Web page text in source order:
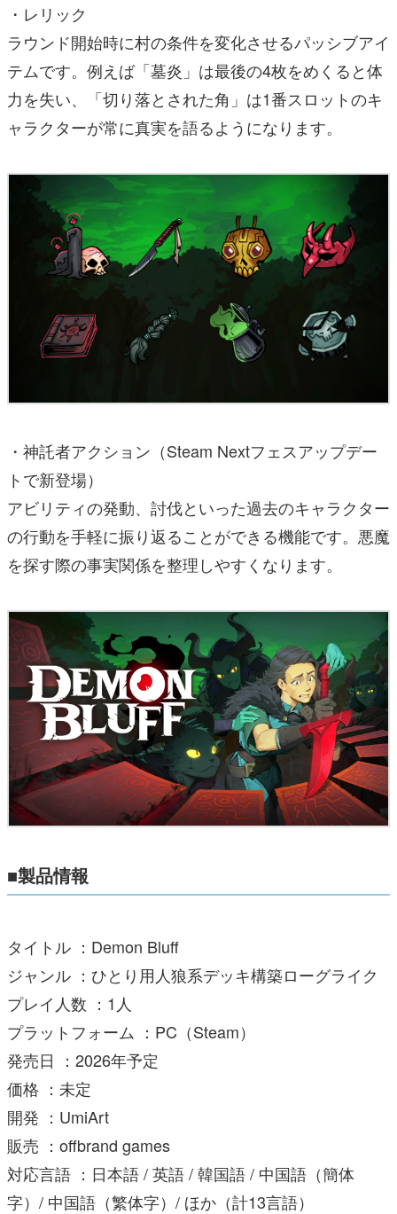
・レリック
ラウンド開始時に村の条件を変化させるパッシブアイ
テムです。例えば「墓炎」は最後の4枚をめくると体
力を失い、「切り落とされた角」は1番スロットのキ
ャラクターが常に真実を語るようになります。
・神託者アクション（Steam Nextフェスアップデー
トで新登場）
アビリティの発動、討伐といった過去のキャラクター
の行動を手軽に振り返ることができる機能です。悪魔
を探す際の事実関係を整理しやすくなります。
■製品情報
タイトル ：Demon Bluff
ジャンル ：ひとり用人狼系デッキ構築ローグライク
プレイ人数 ：1人
プラットフォーム ：PC（Steam）
発売日 ：2026年予定
価格 ：未定
開発 ：UmiArt
販売 ：offbrand games
対応言語 ：日本語 / 英語 / 韓国語 / 中国語（簡体
字）/ 中国語（繁体字）/ ほか（計13言語）